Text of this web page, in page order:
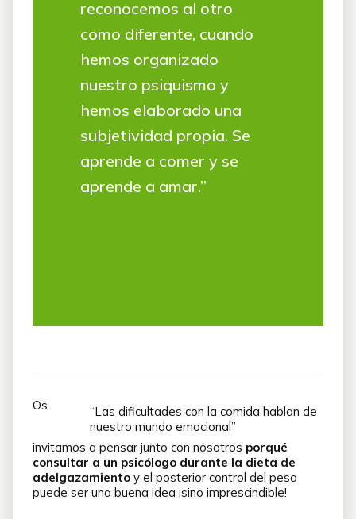
reconocemos al otro
como diferente, cuando
hemos organizado
nuestro psiquismo y
hemos elaborado una
subjetividad propia. Se
aprende a comer y se
aprende a amar.”
“Las dificultades con la comida hablan de
nuestro mundo emocional”
Os
invitamos a pensar junto con nosotros porqué
consultar a un psicólogo durante la dieta de
adelgazamiento y el posterior control del peso
puede ser una buena idea ¡sino imprescindible!